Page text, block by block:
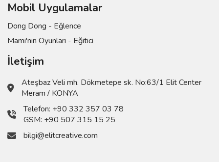
Mobil Uygulamalar
Dong Dong - Eğlence
Mami'nin Oyunları - Eğitici
İletişim
Ateşbaz Veli mh. Dökmetepe sk. No:63/1 Elit Center
Meram / KONYA
Telefon: +90 332 357 03 78
GSM: +90 507 315 15 25
bilgi@elitcreative.com